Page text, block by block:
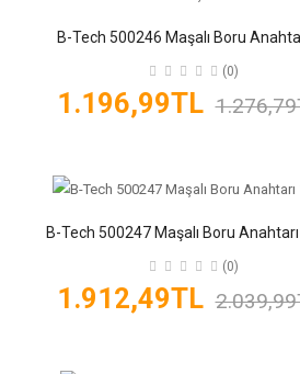
B-Tech 500246 Maşalı Boru
(0)
1.196,99TL
B-Tech 500247 Maşalı Boru
(0)
1.912,49TL